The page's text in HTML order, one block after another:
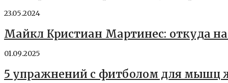
23.05.2024
Майкл Кристиан Мартинес: откуда
01.09.2025
5 упражнений с фитболом для мышц